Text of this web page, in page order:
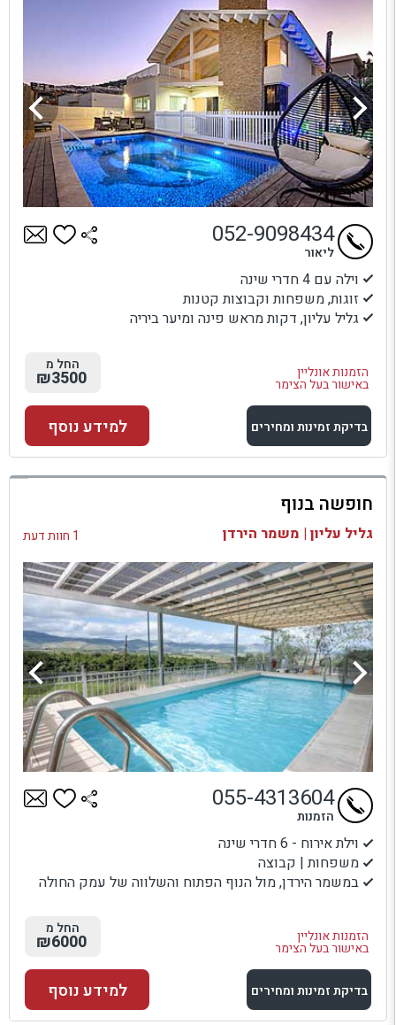
וילה עם 4 חדרי שינה
זוגות, משפחות וקבוצות קטנות
גליל עליון, דקות מראש פינה ומיער ביריה
הזמנות אונליין
באישור בעל הצימר
052-9098434
ליאור
החל מ
₪3500
בדיקת זמינות ומחירים
למתחם זה
בדיקת זמינות ומחירים
למידע נוסף
חופשה בנוף
גליל עליון | משמר הירדן 1 חוות דעת
וילת אירוח - 6 חדרי שינה
משפחות | קבוצה
במשמר הירדן, מול הנוף הפתוח והשלווה של עמק החולה
הזמנות אונליין
באישור בעל הצימר
055-4313604
הזמנות
החל מ
₪6000
בדיקת זמינות ומחירים למידע נוסף